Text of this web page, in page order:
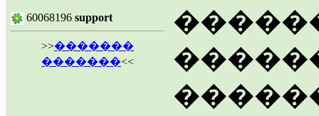
60068196 support
>>�������
�������<<